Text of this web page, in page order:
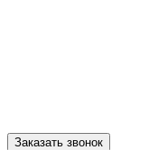
Заказать звонок